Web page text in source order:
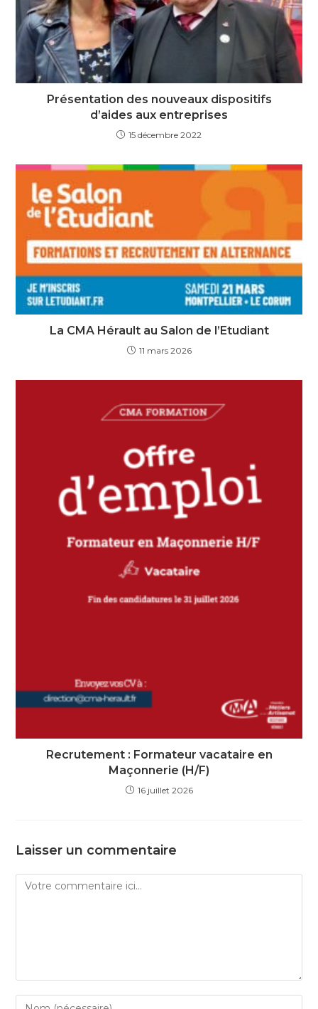
Présentation des nouveaux dispositifs
d’aides aux entreprises
15 décembre 2022
La CMA Hérault au Salon de l’Etudiant
11 mars 2026
Recrutement : Formateur vacataire en
Maçonnerie (H/F)
16 juillet 2026
Laisser un commentaire